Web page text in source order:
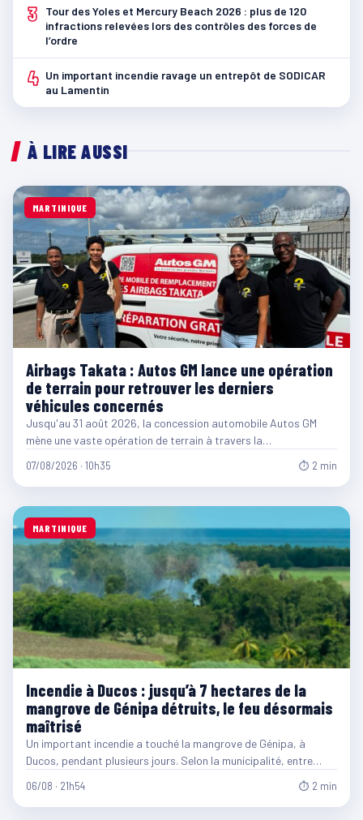
3
Tour des Yoles et Mercury Beach 2026 : plus de 120
infractions relevées lors des contrôles des forces de
l’ordre
4 Un important incendie ravage un entrepôt de SODICAR
au Lamentin
À LIRE AUSSI
MARTINIQUE
Airbags Takata : Autos GM lance une opération
de terrain pour retrouver les derniers
véhicules concernés
Jusqu'au 31 août 2026, la concession automobile Autos GM
mène une vaste opération de terrain à travers la…
07/08/2026 · 10h35 ⏱ 2 min
MARTINIQUE
Incendie à Ducos : jusqu’à 7 hectares de la
mangrove de Génipa détruits, le feu désormais
maîtrisé
Un important incendie a touché la mangrove de Génipa, à
Ducos, pendant plusieurs jours. Selon la municipalité, entre…
06/08 · 21h54 ⏱ 2 min